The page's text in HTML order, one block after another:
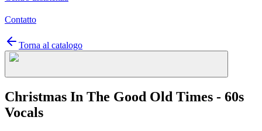
Contatto
Torna al catalogo
Christmas In The Good Old Times - 60s
Vocals